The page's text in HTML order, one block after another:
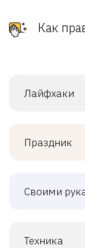
Как
Лайфхаки
Праздник
Своими
Техника